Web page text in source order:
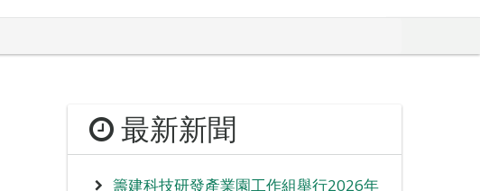
最新新聞
籌建科技研發產業園工作組舉行2026年